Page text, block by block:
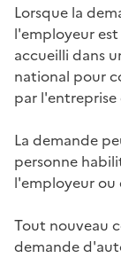
Lorsque la
l'employeur
accueilli dans
national pour
par
La demande
personne
l'employeur ou
Tout nouveau
demande